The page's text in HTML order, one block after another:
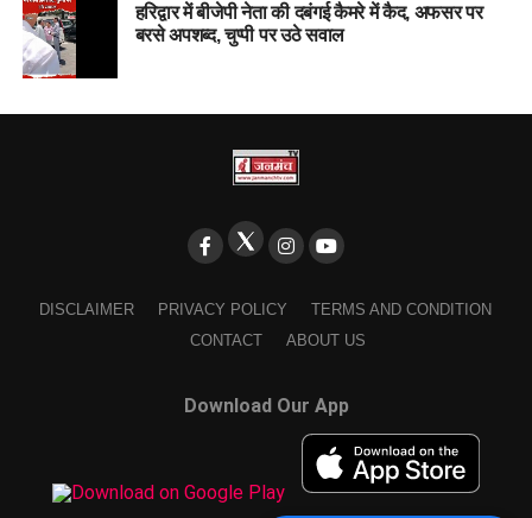
हरिद्वार में बीजेपी नेता की दबंगई कैमरे में कैद, अफसर पर
बरसे अपशब्द, चुप्पी पर उठे सवाल
DISCLAIMER PRIVACY POLICY
TERMS AND CONDITION
CONTACT
ABOUT US
Download Our App